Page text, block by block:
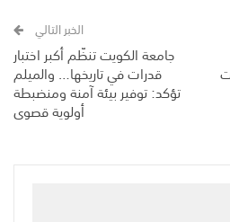
الخبر التالي
جامعة الكويت تنظّم أكبر اختبار
قدرات في تاريخها… والميلم
تؤكد: توفير بيئة آمنة ومنضبطة
أولوية قصوى